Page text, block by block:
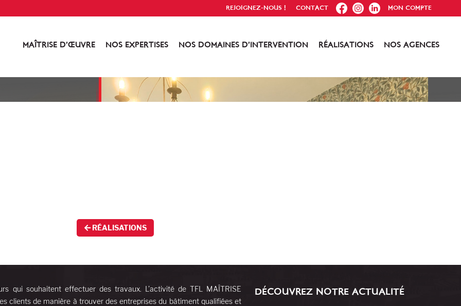
REJOIGNEZ-NOUS ! CONTACT FB IG IN MON COMPTE
MAÎTRISE D’ŒUVRE NOS EXPERTISES NOS DOMAINES D’INTERVENTION RÉALISATIONS NOS AGENCES
RÉALISATIONS
qui souhaitent effectuer des travaux. L’activité de TFL MAÎTRISE
clients de manière à trouver des entreprises du bâtiment qualifiées et
DÉCOUVREZ NOTRE ACTUALITÉ